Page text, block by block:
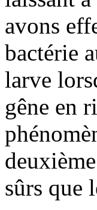
avons
bactérie
larve
gêne en
sûrs que